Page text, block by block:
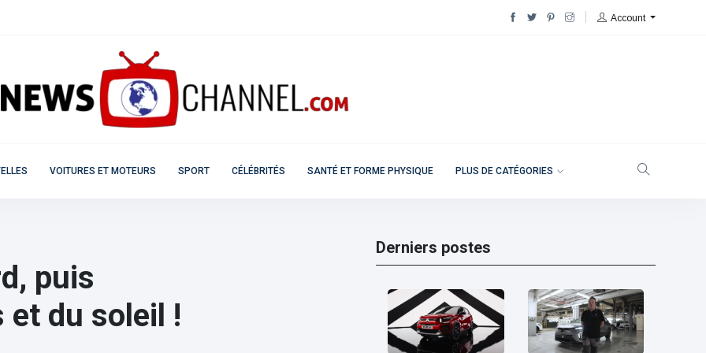
Account
VOITURES ET MOTEURS SPORT CÉLÉBRITÉS SANTÉ ET FORME PHYSIQUE PLUS DE CATÉGORIES
puis
et du soleil !
Derniers postes